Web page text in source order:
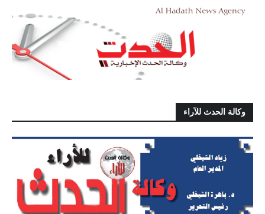
وكالة الحدث للآراء